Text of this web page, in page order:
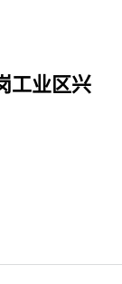
工业区兴